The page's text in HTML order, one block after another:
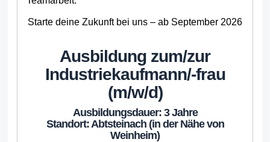
Starte deine Zukunft bei uns – ab September 2026
Ausbildung zum/zur
Industriekaufmann/-frau
(m/w/d)
Ausbildungsdauer: 3 Jahre
Standort: Abtsteinach (in der Nähe von
Weinheim)